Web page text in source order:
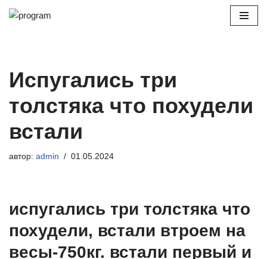
Испугались три
толстяка что похудели
встали
автор: admin 01.05.2024
испугались три толстяка что
похудели, встали втроем на
весы-750кг. встали первый и